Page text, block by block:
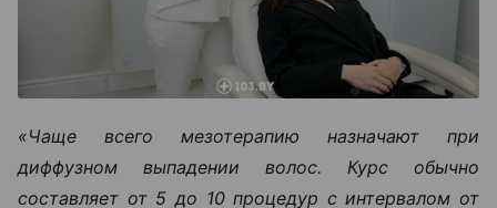
«Чаще всего мезотерапию назначают при
диффузном выпадении волос. Курс обычно
составляет от 5 до 10 процедур с интервалом от